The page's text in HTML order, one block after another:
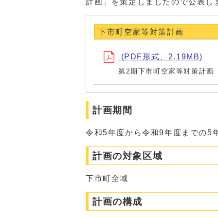
計画」を策定しましたので公表し
下市町空家等対策計画
(PDF形式、2.19MB)
第2期下市町空家等対策計画
計画期間
令和5年度から令和9年度までの5
計画の対象区域
下市町全域
計画の構成